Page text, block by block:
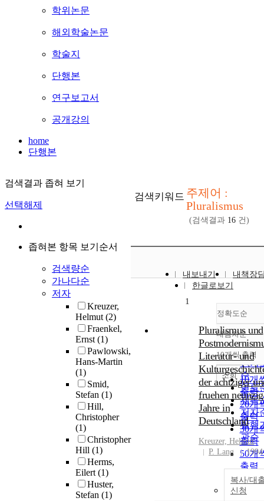
학위논문
해외학술논문
학술지
단행본
연구보고서
공개강의
home
단행본
검색결과 좁혀 보기
선택해제
좁혀본 항목 보기순서
검색량순
가나다순
저자
Kreuzer,
Helmut(2)
Fraenkel,
Ernst(1)
Pawlowski,
Hans-Martin
(1)
Smid,
Stefan (1)
Hill,
Christopher
(1)
Christopher
Hill (1)
Herms,
Eilert(1)
Huster,
Stefan (1)
검색키워드 주제어 :
Pluralismus
(검색결과 16 건)
내보내기
내책장
한글로보기
정확도순
정확
순
인기
순
연도
제목
저자
발행
관순
내림차순
내림
10개씩 출력
10개
출력
20개
출력
30개
출력
50개
출력
100
출력
조회
1
Pluralismus und
Literatur- und
der achtziger
fruehen
Jahre in
Deutschland
Kreuzer, Helmut
P. Lang
1994
복사/대
신청